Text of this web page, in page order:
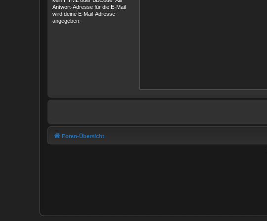
Antwort-Adresse für die E-Mail
wird deine E-Mail-Adresse
angegeben.
Foren-Übersicht